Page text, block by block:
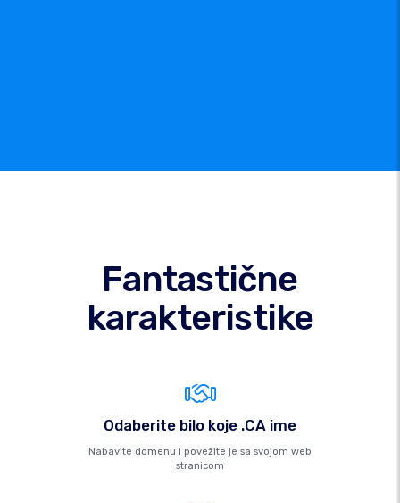
Fantastične
karakteristike
Odaberite bilo koje .CA ime
Nabavite domenu i povežite je sa svojom web
stranicom